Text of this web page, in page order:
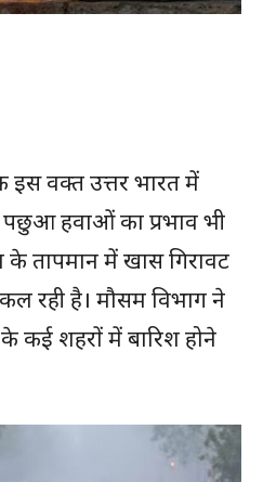
इस वक्त उत्तर भारत में
पछुआ हवाओं का प्रभाव भी
के तापमान में खास गिरावट
रही है। मौसम विभाग ने
कई शहरों में बारिश होने